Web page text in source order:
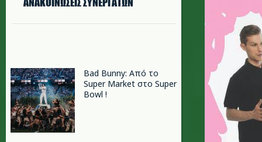
Bad Bunny: Από το
Super Market στο Super
Bowl !